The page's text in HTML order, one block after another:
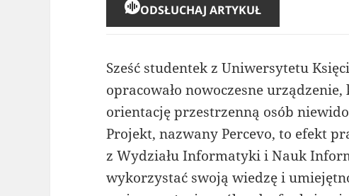
ODSŁUCHAJ ARTYKUŁ
Sześć studentek z Uniwersytetu
opracowało nowoczesne
orientację przestrzenną osób
Projekt, nazwany Percevo, to efekt
z Wydziału Informatyki i Nauk
wykorzystać swoją wiedzę i